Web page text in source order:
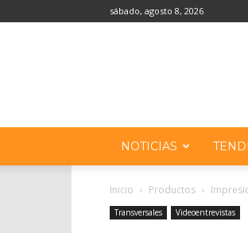
sábado, agosto 8, 2026
NOTICIAS
Inicio Productos
Transversales Videoentrevistas